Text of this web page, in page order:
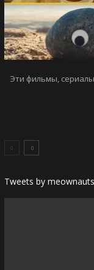
Эти фильмы,
Tweets by meownauts